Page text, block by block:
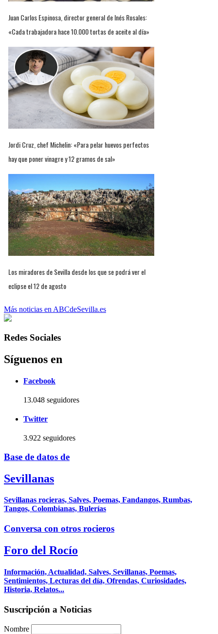
Juan Carlos Espinosa, director general de Inés Rosales:
«Cada trabajadora hace 10.000 tortas de aceite al día»
Jordi Cruz, chef Michelin: «Para pelar huevos perfectos
hay que poner vinagre y 12 gramos de sal»
Los miradores de Sevilla desde los que se podrá ver el
eclipse el 12 de agosto
Más noticias en ABCdeSevilla.es
Redes Sociales
Síguenos en
Facebook
13.048 seguidores
Twitter
3.922 seguidores
Base de datos de
Sevillanas
Sevillanas rocieras, Salves, Poemas, Fandangos, Rumbas,
Tangos, Colombianas, Bulerías
Conversa con otros rocieros
Foro del Rocío
Información, Actualidad, Salves, Sevillanas, Poemas,
Sentimientos, Lecturas del día, Ofrendas, Curiosidades,
Historia, Relatos...
Suscripción a Noticias
Nombre